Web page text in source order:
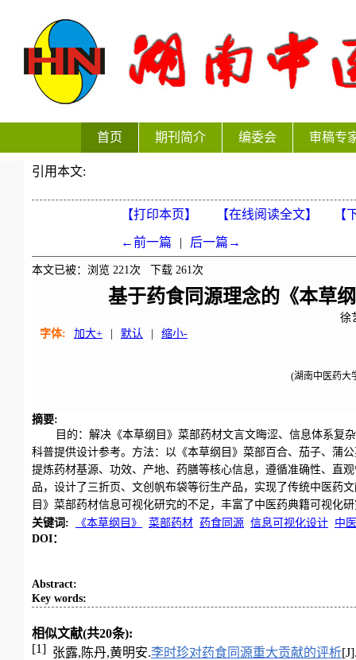
首页 期刊简介 编委会 审稿专
引用本文:
【打印本页】 【在线阅读全文】 【
←前一篇 | 后一篇→
本文已被：浏览 221次 下载 261次
基于药食同源理念的《本草
徐
字体:
加大+ 默认 缩小-
(湖南中医药大
摘要:
目的：解决《本草纲目》菜部药材文言文晦涩、信息体系复
科普提供设计参考。方法：以《本草纲目》菜部百合、茄子、蒲
提炼药材基源、功效、产地、药膳等核心信息，遵循准确性、直
品，设计了三折页、文创帆布袋等衍生产品，实现了传统中医药
目》菜部药材信息可视化研究的不足，丰富了中医药典籍可视化
关键词 : 《本草纲目》 菜部药材 药食同源 信息可视化设计 中
DOI：
Abstract:
Key words:
相似文献(共20条):
[1] 张露,陈丹,黄明安.李时珍对药食同源重大贡献的评析